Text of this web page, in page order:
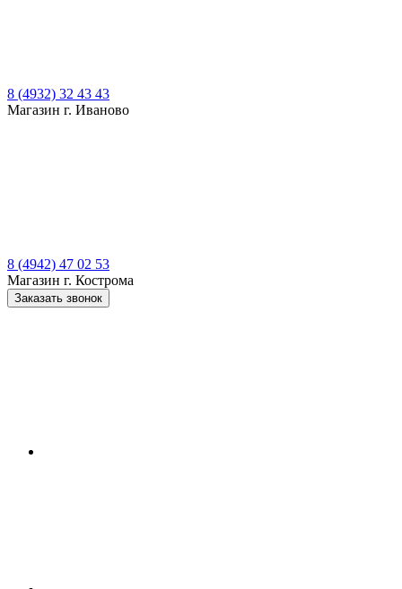
8 (4932) 32 43 43
Магазин г. Иваново
8 (4942) 47 02 53
Магазин г. Кострома
Заказать звонок